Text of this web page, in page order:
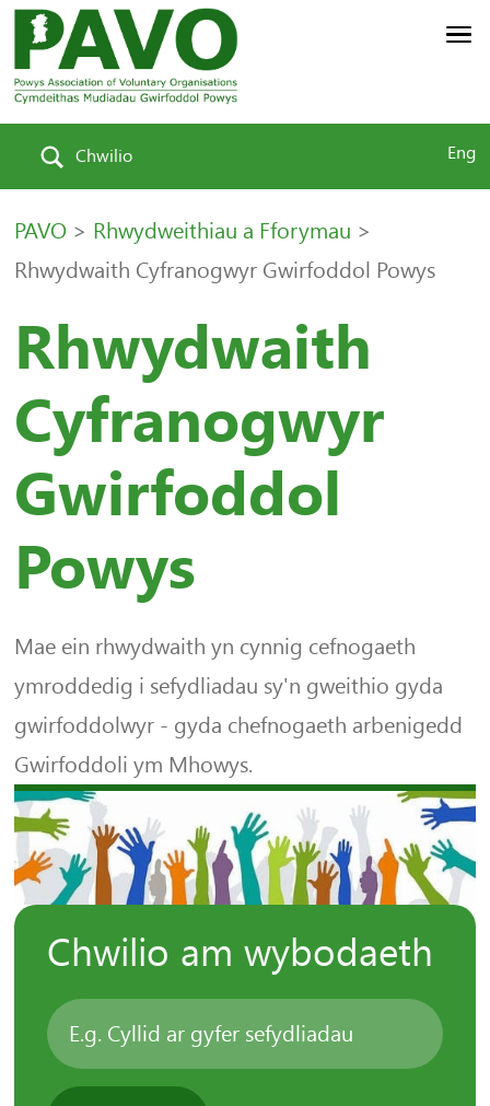
Chwilio Eng
PAVO > Rhwydweithiau a Fforymau >
Rhwydwaith Cyfranogwyr Gwirfoddol Powys
Rhwydwaith
Cyfranogwyr
Gwirfoddol
Powys
Mae ein rhwydwaith yn cynnig cefnogaeth
ymroddedig i sefydliadau sy'n gweithio gyda
gwirfoddolwyr - gyda chefnogaeth arbenigedd
Gwirfoddoli ym Mhowys.
Chwilio am wybodaeth